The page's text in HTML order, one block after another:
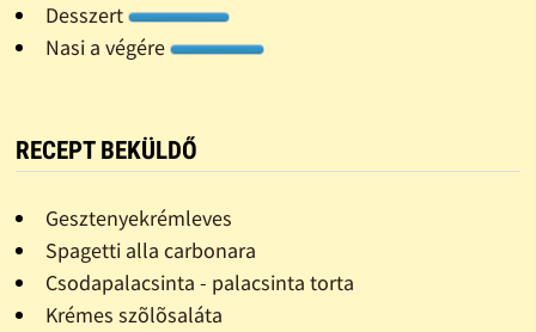
Desszert
Nasi a végére
RECEPT BEKÜLDŐ
Gesztenyekrémleves
Spagetti alla carbonara
Csodapalacsinta - palacsinta torta
Krémes szõlõsaláta